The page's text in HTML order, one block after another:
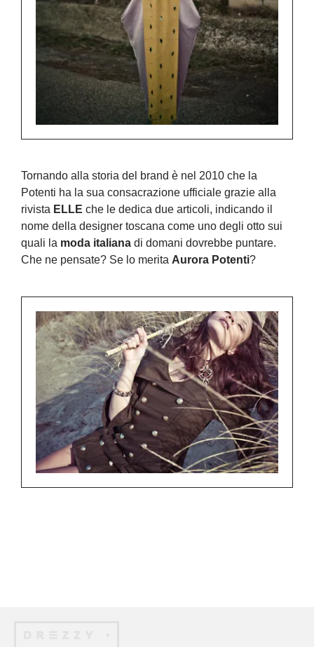
Tornando alla storia del brand è nel 2010 che la
Potenti ha la sua consacrazione ufficiale grazie alla
rivista ELLE che le dedica due articoli, indicando il
nome della designer toscana come uno degli otto sui
quali la moda italiana di domani dovrebbe puntare.
Che ne pensate? Se lo merita Aurora Potenti?